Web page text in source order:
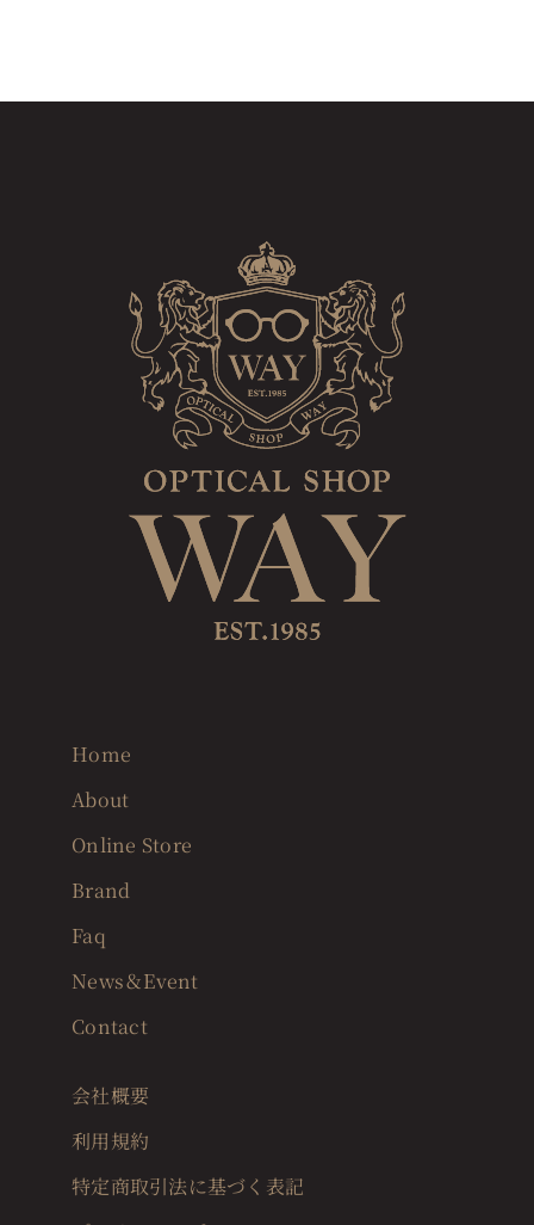
Home
About
Online Store
Brand
Faq
News＆Event
Contact
会社概要
利用規約
特定商取引法に基づく表記